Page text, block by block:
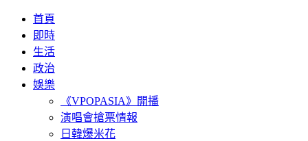
首頁
即時
生活
政治
娛樂
《VPOPASIA》開播
演唱會搶票情報
日韓爆米花